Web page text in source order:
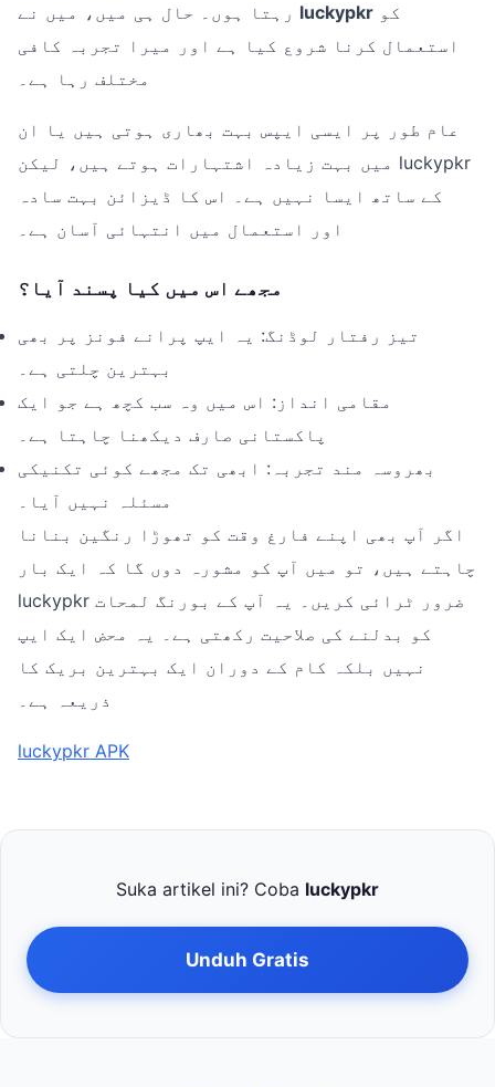
luckypkr
استعمال کرنا شروع کیا ہے اور میرا تجربہ کافی
مختلف رہا ہے۔
عام طور پر ایسی ایپس بہت بھاری ہوتی ہیں یا ان
میں بہت زیادہ اشتہارات ہوتے ہیں، لیکن luckypkr
کے ساتھ ایسا نہیں ہے۔ اس کا ڈیزائن بہت سادہ
اور استعمال میں انتہائی آسان ہے۔
مجھے اس میں کیا پسند آیا؟
تیز رفتار لوڈنگ: یہ ایپ پرانے فونز پر بھی
بہترین چلتی ہے۔
مقامی انداز: اس میں وہ سب کچھ ہے جو ایک
پاکستانی صارف دیکھنا چاہتا ہے۔
بھروسہ مند تجربہ: ابھی تک مجھے کوئی تکنیکی
مسئلہ نہیں آیا۔
اگر آپ بھی اپنے فارغ وقت کو تھوڑا رنگین بنانا
چاہتے ہیں، تو میں آپ کو مشورہ دوں گا کہ ایک بار
luckypkr ضرور ٹرائی کریں۔ یہ آپ کے بورنگ لمحات
کو بدلنے کی صلاحیت رکھتی ہے۔ یہ محض ایک ایپ
نہیں بلکہ کام کے دوران ایک بہترین بریک کا
ذریعہ ہے۔
luckypkr APK
Suka artikel ini? Coba luckypkr
Unduh Gratis